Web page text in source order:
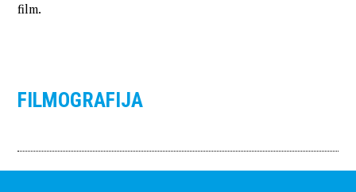
film.
FILMOGRAFIJA